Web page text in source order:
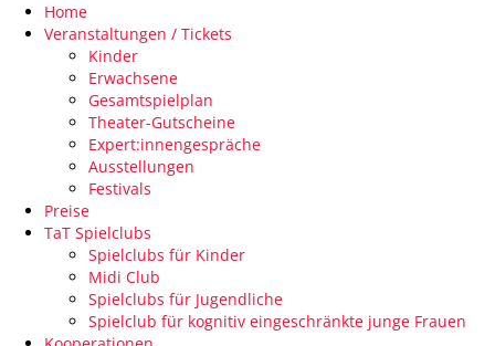
Home
Veranstaltungen / Tickets
Kinder
Erwachsene
Gesamtspielplan
Theater-Gutscheine
Expert:innengespräche
Ausstellungen
Festivals
Preise
TaT Spielclubs
Spielclubs für Kinder
Midi Club
Spielclubs für Jugendliche
Spielclub für kognitiv eingeschränkte junge Frauen